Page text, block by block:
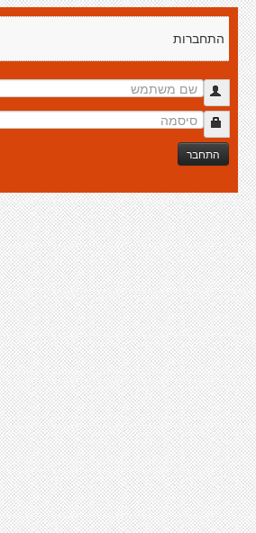
התחברות
התחבר